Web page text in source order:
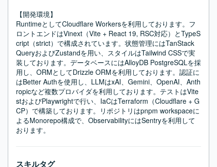
【開発環境】
RuntimeとしてCloudflare Workersを利用しております。フ
ロントエンドはVinext（Vite + React 19, RSC対応）とTypeS
cript（strict）で構成されています。状態管理にはTanStack
QueryおよびZustandを用い、スタイルはTailwind CSSで実
装しております。データベースにはAlloyDB PostgreSQLを採
用し、ORMとしてDrizzle ORMを利用しております。認証に
はBetter Authを使用し、LLMはxAI、Gemini、OpenAI、Anth
ropicなど複数プロバイダを利用しております。テストはVite
stおよびPlaywrightで行い、IaCはTerraform（Cloudflare + G
CP）で構築しております。リポジトリはpnpm workspaceに
よるMonorepo構成で、ObservabilityにはSentryを利用して
おります。
スキルタグ